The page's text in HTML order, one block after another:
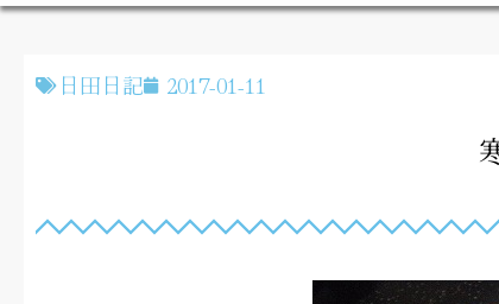
日田日記 2017-01-11